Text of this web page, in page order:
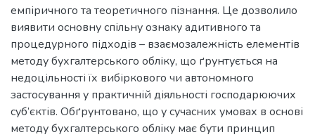
емпіричного та теоретичного пізнання. Це дозволило
виявити основну спільну ознаку адитивного та
процедурного підходів – взаємозалежність елементів
методу бухгалтерського обліку, що ґрунтується на
недоцільності їх вибіркового чи автономного
застосування у практичній діяльності господарюючих
суб’єктів. Обґрунтовано, що у сучасних умовах в основі
методу бухгалтерського обліку має бути принцип